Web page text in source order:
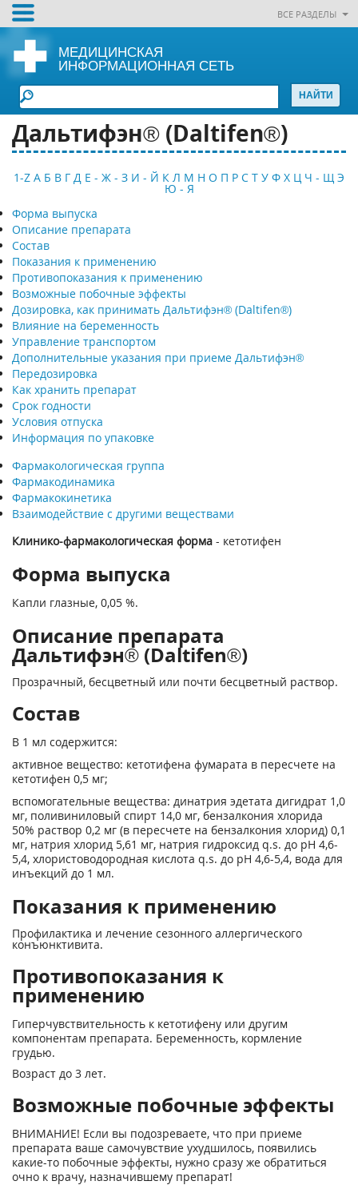
ВСЕ РАЗДЕЛЫ
МЕДИЦИНСКАЯ
ИНФОРМАЦИОННАЯ СЕТЬ
Дальтифэн® (Daltifen®)
1-Z А Б В Г Д Е - Ж - З И - Й К Л М Н О П Р С Т У Ф Х Ц Ч - Щ Э
Ю - Я
Форма выпуска
Описание препарата
Состав
Показания к применению
Противопоказания к применению
Возможные побочные эффекты
Дозировка, как принимать Дальтифэн® (Daltifen®)
Влияние на беременность
Управление транспортом
Дополнительные указания при приеме Дальтифэн®
Передозировка
Как хранить препарат
Срок годности
Условия отпуска
Информация по упаковке
Фармакологическая группа
Фармакодинамика
Фармакокинетика
Взаимодействие с другими веществами
Клинико-фармакологическая форма - кетотифен
Форма выпуска
Капли глазные, 0,05 %.
Описание препарата
Дальтифэн® (Daltifen®)
Прозрачный, бесцветный или почти бесцветный раствор.
Состав
В 1 мл содержится:
активное вещество: кетотифена фумарата в пересчете на
кетотифен 0,5 мг;
вспомогательные вещества: динатрия эдетата дигидрат 1,0
мг, поливиниловый спирт 14,0 мг, бензалкония хлорида
50% раствор 0,2 мг (в пересчете на бензалкония хлорид) 0,1
мг, натрия хлорид 5,61 мг, натрия гидроксид q.s. до pH 4,6-
5,4, хлористоводородная кислота q.s. до pH 4,6-5,4, вода для
инъекций до 1 мл.
Показания к применению
Профилактика и лечение сезонного аллергического
конъюнктивита.
Противопоказания к
применению
Гиперчувствительность к кетотифену или другим
компонентам препарата. Беременность, кормление
грудью.
Возраст до 3 лет.
Возможные побочные эффекты
ВНИМАНИЕ! Если вы подозреваете, что при приеме
препарата ваше самочувствие ухудшилось, появились
какие-то побочные эффекты, нужно сразу же обратиться
очно к врачу, назначившему препарат!